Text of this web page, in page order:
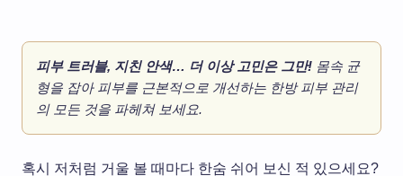
피부 트러블, 지친 안색… 더 이상 고민은 그만! 몸속 균
형을 잡아 피부를 근본적으로 개선하는 한방 피부 관리
의 모든 것을 파헤쳐 보세요.
혹시 저처럼 거울 볼 때마다 한숨 쉬어 보신 적 있으세요?